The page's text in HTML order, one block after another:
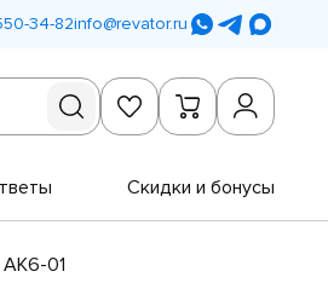
34-82info@revator.ru
Скидки и бонусы
01